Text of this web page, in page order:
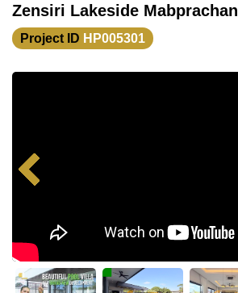
Zensiri Lakeside Mabprachan
Project ID HP005301